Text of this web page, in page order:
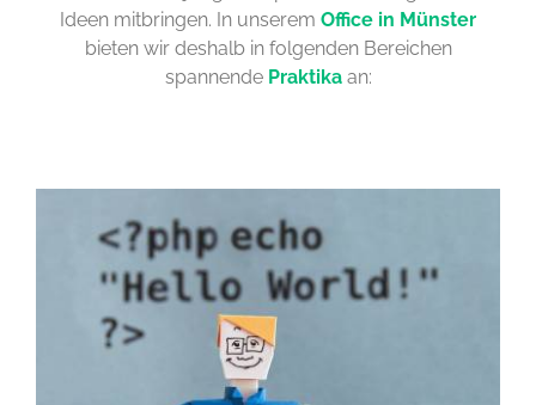
Ideen mitbringen. In unserem Office in Münster
bieten wir deshalb in folgenden Bereichen
spannende Praktikaan: